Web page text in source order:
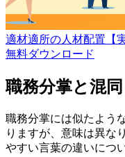
適材適所の人材配置【
無料ダウンロード
職務分掌と混
職務分掌には似たよう
りますが、意味は異な
やすい言葉の違いにつ